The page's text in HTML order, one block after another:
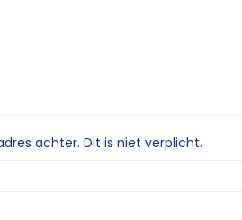
achter. Dit is niet verplicht.